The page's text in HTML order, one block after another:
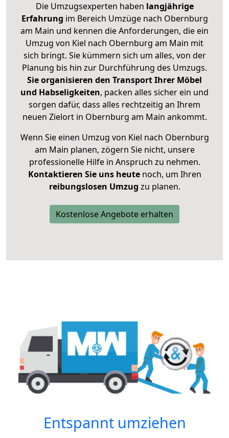
Die Umzugsexperten haben langjährige
Erfahrung im Bereich Umzüge nach Obernburg
am Main und kennen die Anforderungen, die ein
Umzug von Kiel nach Obernburg am Main mit
sich bringt. Sie kümmern sich um alles, von der
Planung bis hin zur Durchführung des Umzugs.
Sie organisieren den Transport Ihrer Möbel
und Habseligkeiten, packen alles sicher ein und
sorgen dafür, dass alles rechtzeitig an Ihrem
neuen Zielort in Obernburg am Main ankommt.
Wenn Sie einen Umzug von Kiel nach Obernburg
am Main planen, zögern Sie nicht, unsere
professionelle Hilfe in Anspruch zu nehmen.
Kontaktieren Sie uns heutenoch, um Ihren
reibungslosen Umzug zu planen.
Kostenlose Angebote erhalten
Entspannt umziehen